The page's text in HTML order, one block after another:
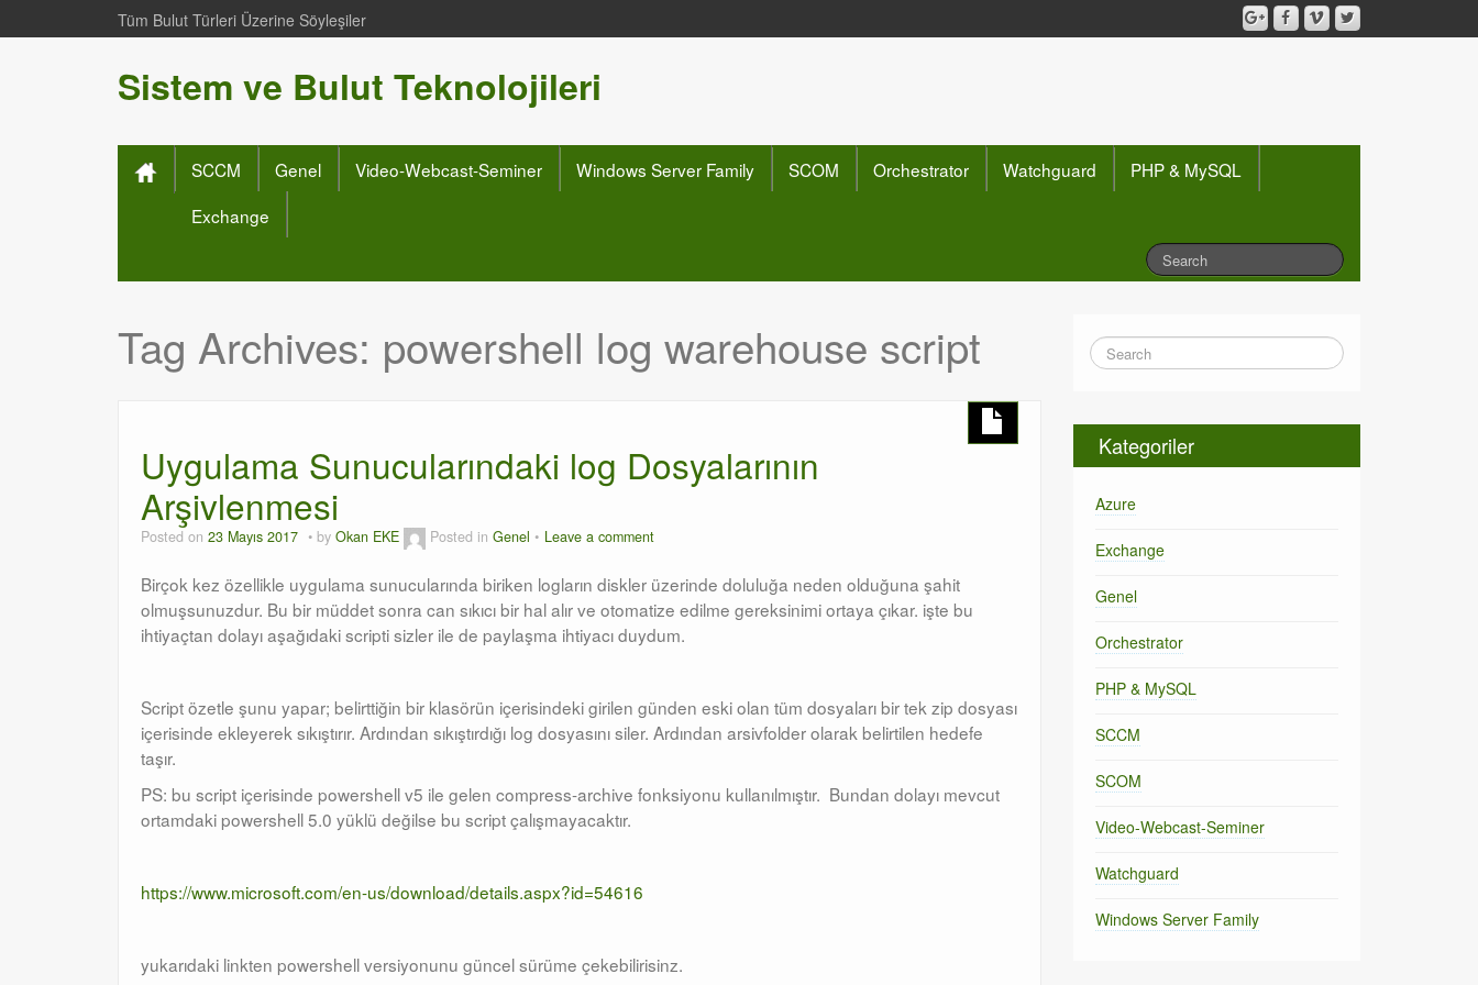
Tüm Bulut Türleri Üzerine Söyleşiler
Sistem ve Bulut Teknolojileri
SCCM Genel Video-Webcast-Seminer Windows Server Family SCOM Orchestrator Watchguard
PHP & MySQL
Exchange
Tag Archives: powershell log warehouse script
Uygulama Sunucularındaki log Dosyalarının
Arşivlenmesi
Posted on 23 Mayıs 2017 by Okan EKE Posted in Genel Leave a comment
Birçok kez özellikle uygulama sunucularında biriken logların diskler üzerinde doluluğa neden olduğuna şahit
olmuşsunuzdur. Bu bir müddet sonra can sıkıcı bir hal alır ve otomatize edilme gereksinimi ortaya çıkar. işte bu
ihtiyaçtan dolayı aşağıdaki scripti sizler ile de paylaşma ihtiyacı duydum.
Script özetle şunu yapar; belirttiğin bir klasörün içerisindeki girilen günden eski olan tüm dosyaları bir tek zip dosyası
içerisinde ekleyerek sıkıştırır. Ardından sıkıştırdığı log dosyasını siler. Ardından arsivfolder olarak belirtilen hedefe
taşır.
PS: bu script içerisinde powershell v5 ile gelen compress-archive fonksiyonu kullanılmıştır. Bundan dolayı mevcut
ortamdaki powershell 5.0 yüklü değilse bu script çalışmayacaktır.
https://www.microsoft.com/en-us/download/details.aspx?id=54616
yukarıdaki linkten powershell versiyonunu güncel sürüme çekebilirisinz.
Kategoriler
Azure
Exchange
Genel
Orchestrator
PHP & MySQL
SCCM
SCOM
Video-Webcast-Seminer
Watchguard
Windows Server Family